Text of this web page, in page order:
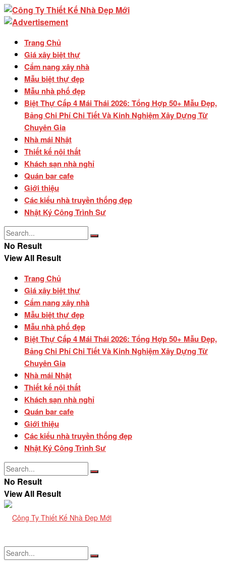
Trang Chủ
Giá xây biệt thự
Cẩm nang xây nhà
Mẫu biệt thự đẹp
Mẫu nhà phố đẹp
Biệt Thự Cấp 4 Mái Thái 2026: Tổng Hợp 50+ Mẫu Đẹp,
Bảng Chi Phí Chi Tiết Và Kinh Nghiệm Xây Dựng Từ
Chuyên Gia
Nhà mái Nhật
Thiết kế nội thất
Khách sạn nhà nghỉ
Quán bar cafe
Giới thiệu
Các kiểu nhà truyền thống đẹp
Nhật Ký Công Trình Sư
No Result
View All Result
Trang Chủ
Giá xây biệt thự
Cẩm nang xây nhà
Mẫu biệt thự đẹp
Mẫu nhà phố đẹp
Biệt Thự Cấp 4 Mái Thái 2026: Tổng Hợp 50+ Mẫu Đẹp,
Bảng Chi Phí Chi Tiết Và Kinh Nghiệm Xây Dựng Từ
Chuyên Gia
Nhà mái Nhật
Thiết kế nội thất
Khách sạn nhà nghỉ
Quán bar cafe
Giới thiệu
Các kiểu nhà truyền thống đẹp
Nhật Ký Công Trình Sư
No Result
View All Result